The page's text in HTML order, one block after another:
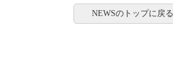
NEWSのトップに戻る